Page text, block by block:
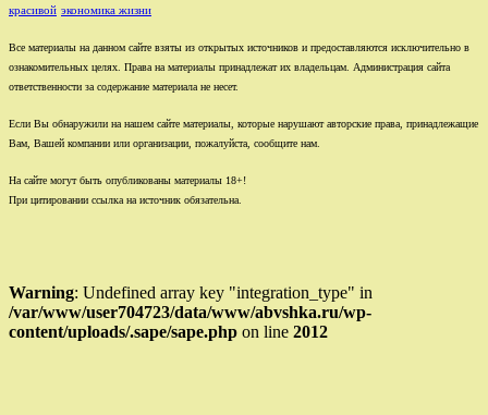
красивой экономика жизни
Все материалы на данном сайте взяты из открытых источников и предоставляются исключительно в
ознакомительных целях. Права на материалы принадлежат их владельцам. Администрация сайта
ответственности за содержание материала не несет.
Если Вы обнаружили на нашем сайте материалы, которые нарушают авторские права, принадлежащие
Вам, Вашей компании или организации, пожалуйста, сообщите нам.
На сайте могут быть опубликованы материалы 18+!
При цитировании ссылка на источник обязательна.
Warning: Undefined array key "integration_type" in
/var/www/user704723/data/www/abvshka.ru/wp-
content/uploads/.sape/sape.php on line 2012